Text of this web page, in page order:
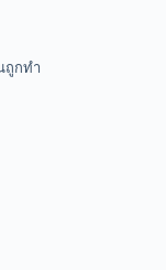
ถูกทำ